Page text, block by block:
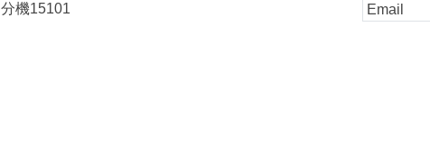
分機15101 Email